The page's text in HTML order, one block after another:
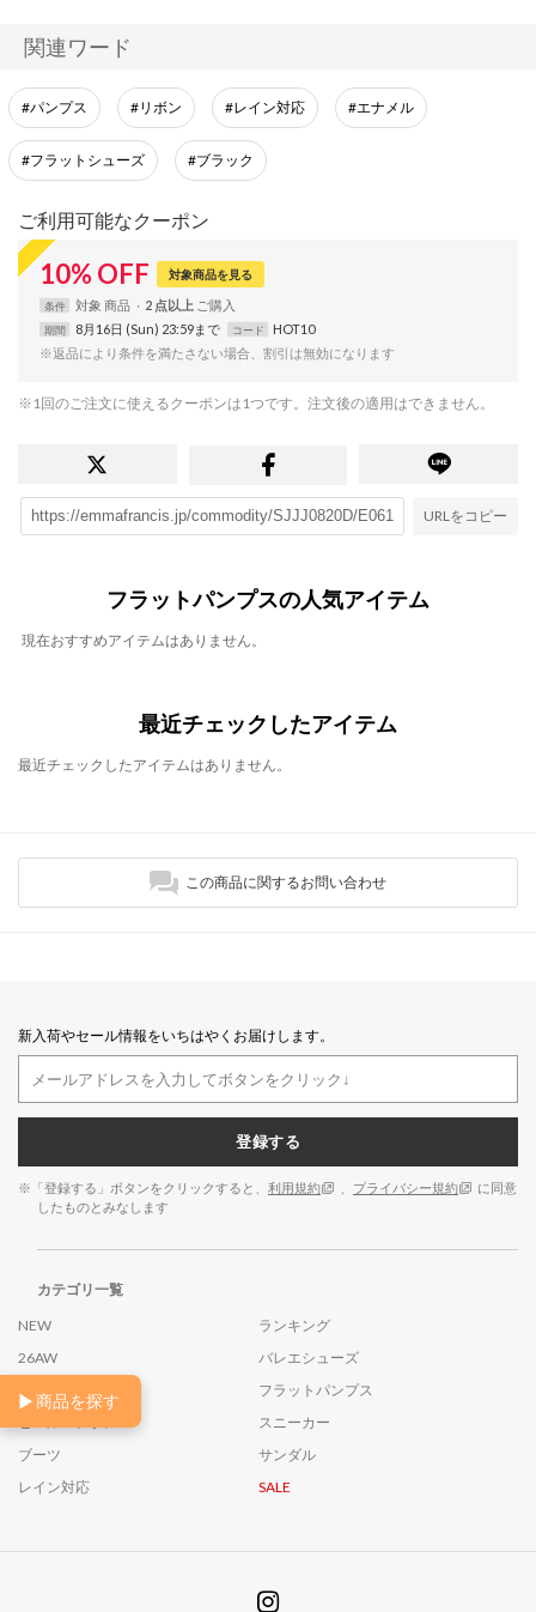
▶商品を探す
関連ワード
#パンプス #リボン #レイン対応 #エナメル
#フラットシューズ #ブラック
ご利用可能なクーポン
10% OFF 対象商品を見る
条件 対象 商品 2 点以上
期間 8月16日 (Sun) 23:59まで コード
HOT10
※返品により条件を満たさない場合、割引は無効になります
※1回のご注文に使えるクーポンは1つです。注文後の適用はできません。
URLをコピー
フラットパンプスの人気アイテム
現在おすすめアイテムはありません。
最近チェックしたアイテム
最近チェックしたアイテムはありません。
この商品に関するお問い合わせ
新入荷やセール情報をいちはやくお届けします。
登録する
※「登録する」ボタンをクリックすると、 利用規約 プライバシー規約
に同意
したものとみなします
カテゴリ一覧
NEW
ランキング
26AW
バレエシューズ
ローファー
フラットパンプス
スニーカー
ブーツ
サンダル
レイン対応
SALE